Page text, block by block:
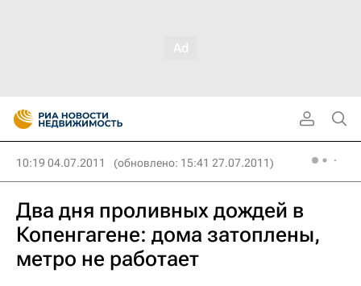
10:19 04.07.2011 (обновлено: 15:41 27.07.2011)
Два дня проливных дождей в
Копенгагене: дома затоплены,
метро не работает